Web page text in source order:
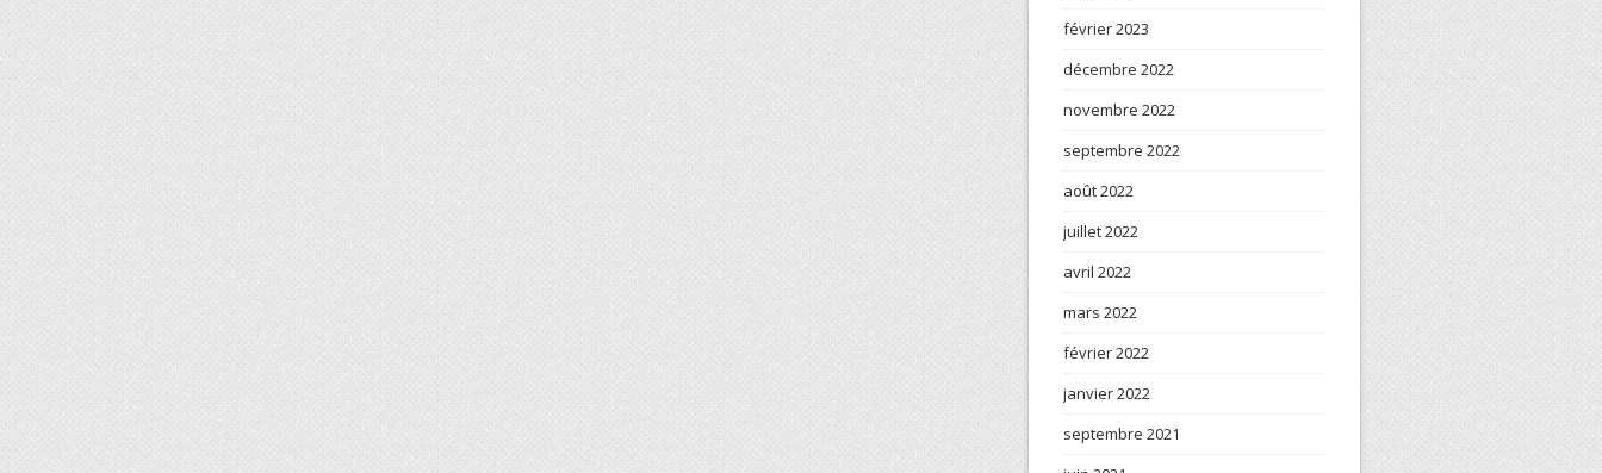
février 2023
décembre 2022
novembre 2022
septembre 2022
août 2022
juillet 2022
avril 2022
mars 2022
février 2022
janvier 2022
septembre 2021